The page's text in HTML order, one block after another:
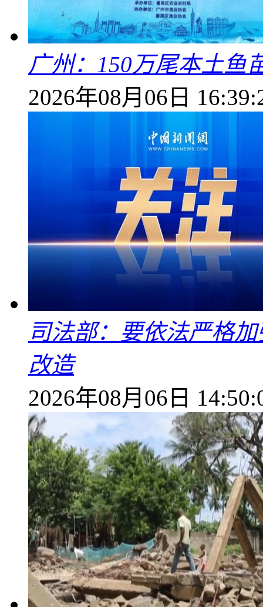
广州：150万尾本土鱼
2026年08月06日
司法部：要依法严格
改造
2026年08月06日